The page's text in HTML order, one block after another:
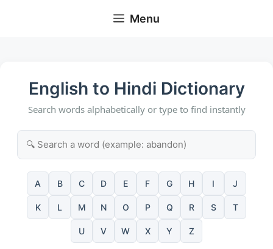
Menu
English to Hindi Dictionary
Search words alphabetically or type to find instantly
A B C D E F G H I J
K L M N O P Q R S T
U V W X Y Z